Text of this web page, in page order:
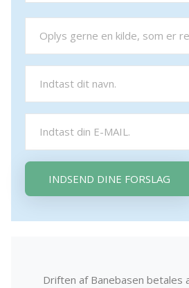
INDSEND DINE FORSLAG
Driften af Banebasen betales